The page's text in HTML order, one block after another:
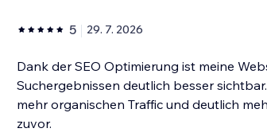
5 29. 7. 2026
Dank der SEO Optimierung ist meine
Suchergebnissen deutlich besser
mehr organischen Traffic und deutlich
zuvor.